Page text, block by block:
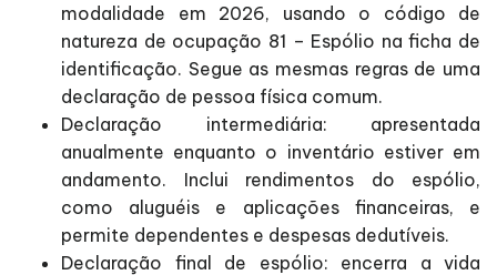
modalidade em 2026, usando o código de
natureza de ocupação 81 – Espólio na ficha de
identificação. Segue as mesmas regras de uma
declaração de pessoa física comum.
Declaração intermediária: apresentada
anualmente enquanto o inventário estiver em
andamento. Inclui rendimentos do espólio,
como aluguéis e aplicações financeiras, e
permite dependentes e despesas dedutíveis.
Declaração final de espólio: encerra a vida